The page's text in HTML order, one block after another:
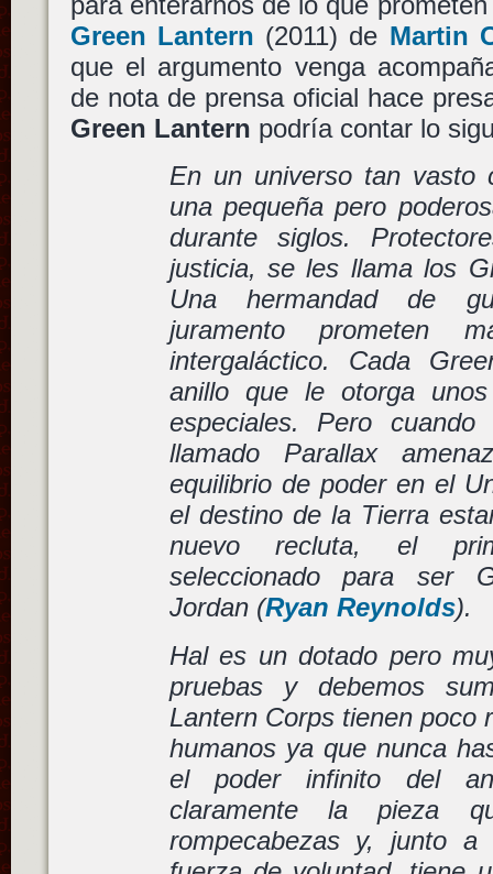
Green Lantern (2011) de Martin
que el argumento venga
de nota de prensa oficial hace
Green Lantern podría contar lo
En un universo tan vasto
una pequeña pero
durante siglos.
justicia, se les llama los
Una hermandad de
juramento prometen
intergaláctico. Cada
anillo que le otorga
especiales. Pero
llamado Parallax
equilibrio de poder en el
el destino de la Tierra
nuevo recluta, el
seleccionado para ser
Jordan (Ryan Reynolds).
Hal es un dotado pero
pruebas y debemos
Lantern Corps tienen poco
humanos ya que nunca
el poder infinito del
claramente la pieza
rompecabezas y, junto a